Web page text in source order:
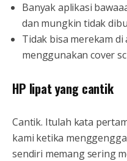
Banyak aplikasi
dan mungkin tidak
Tidak bisa merekam di
menggunakan cover
HP lipat yang cantik
Cantik. Itulah kata
kami ketika
sendiri memang sering